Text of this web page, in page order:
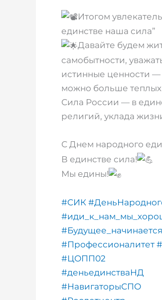
Итогом
единстве наша сила”
Давайте будем
самобытности,
истинные ценности —
можно больше теплых
Сила России — в
религий, уклада
С Днем народного
В единстве сила!
Мы едины!
#CИК
#Профессионалитет
#ЦОПП02
#деньединстваНД
#НавигаторыСПО